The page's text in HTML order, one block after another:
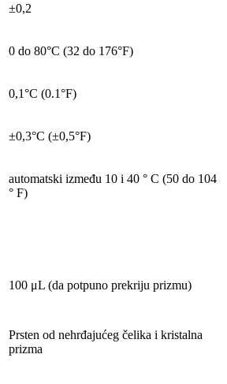
±0,2
0 do 80°C (32 do 176°F)
0,1°C (0.1°F)
±0,3°C (±0,5°F)
automatski između 10 i 40 ° C (50 do 104
° F)
100 μL (da potpuno prekriju prizmu)
Prsten od nehrđajućeg čelika i kristalna
prizma